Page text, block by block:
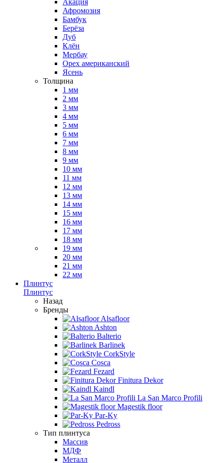
Акация
Афромозия
Бамбук
Берёза
Дуб
Клён
Мербау
Орех американский
Ясень
Толщина
1 мм
2 мм
3 мм
4 мм
5 мм
6 мм
7 мм
8 мм
9 мм
10 мм
11 мм
12 мм
13 мм
14 мм
15 мм
16 мм
17 мм
18 мм
19 мм
20 мм
21 мм
22 мм
Плинтус
Плинтус
Назад
Бренды
Alsafloor
Ashton
Balterio
Barlinek
CorkStyle
Cosca
Fezard
Finitura Dekor
Kaindl
La San Marco Profili
Magestik floor
Par-Ky
Pedross
Тип плинтуса
Массив
МДФ
Металл